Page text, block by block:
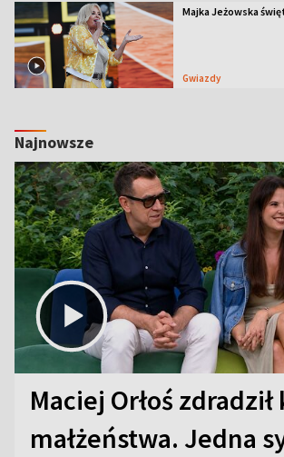
Majka Jeżowska
Gwiazdy
Najnowsze
Maciej Orłoś
małżeństwa. Jedna